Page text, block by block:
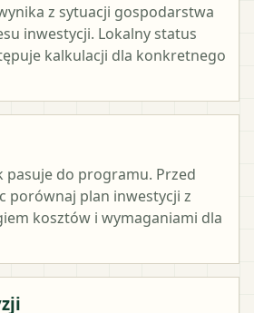
z sytuacji gospodarstwa
inwestycji. Lokalny status
kalkulacji dla konkretnego
pasuje do programu. Przed
porównaj plan inwestycji z
kosztów i wymaganiami dla